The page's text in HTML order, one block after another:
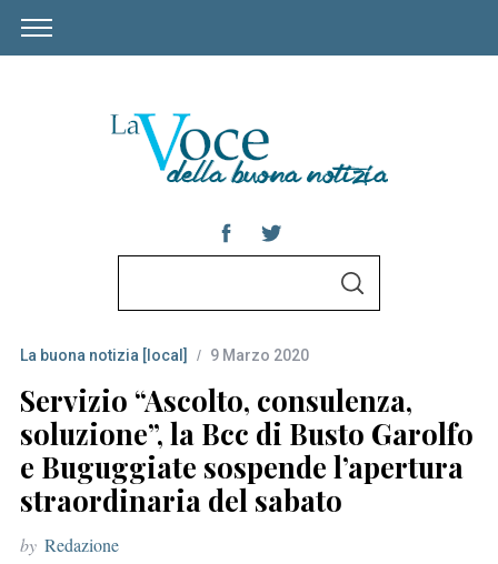
r
c
h
f
o
r
:
S
La buona notizia [local] 9 Marzo 2020
Servizio “Ascolto, consulenza,
soluzione”, la Bcc di Busto Garolfo
e Buguggiate sospende l’apertura
straordinaria del sabato
by Redazione